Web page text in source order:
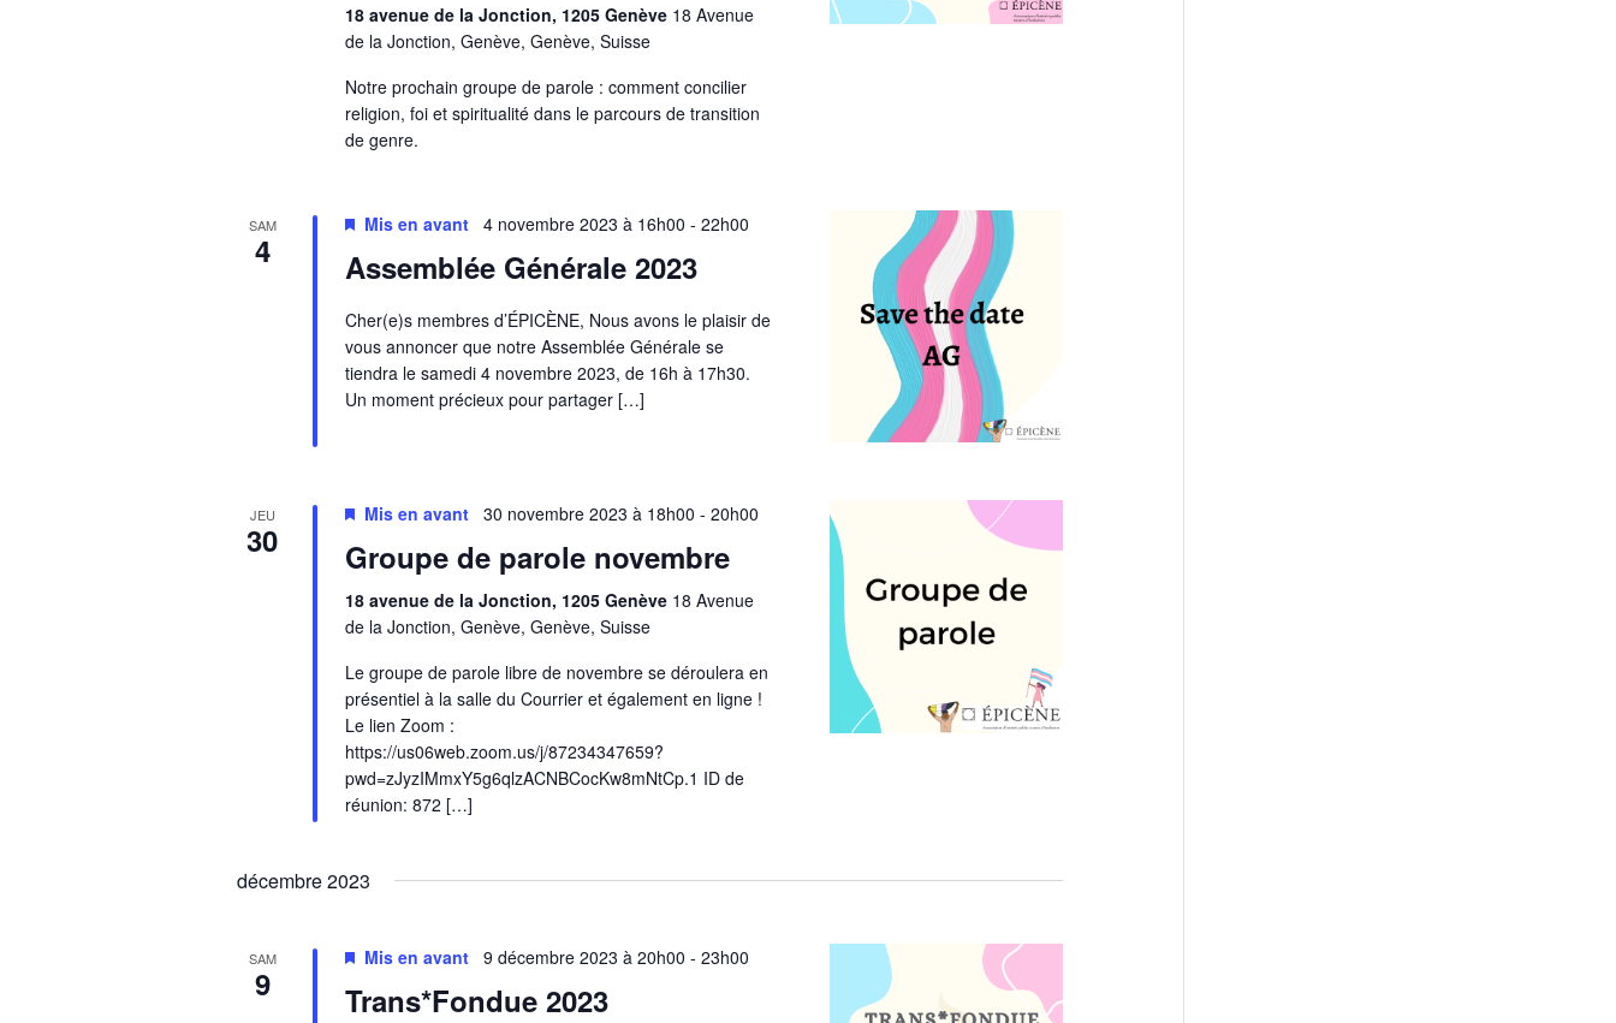
18 avenue de la Jonction, 1205 Genève 18 Avenue
de la Jonction, Genève, Genève, Suisse
Notre prochain groupe de parole : comment concilier
religion, foi et spiritualité dans le parcours de transition
de genre.
SAM
4
Mis en avant 4 novembre 2023 à 16h00 -22h00
Assemblée Générale 2023
Cher(e)s membres d’ÉPICÈNE, Nous avons le plaisir de
vous annoncer que notre Assemblée Générale se
tiendra le samedi 4 novembre 2023, de 16h à 17h30.
Un moment précieux pour partager […]
JEU
30
Mis en avant 30 novembre 2023 à 18h00 -20h00
Groupe de parole novembre
18 avenue de la Jonction, 1205 Genève 18 Avenue
de la Jonction, Genève, Genève, Suisse
Le groupe de parole libre de novembre se déroulera en
présentiel à la salle du Courrier et également en ligne !
Le lien Zoom :
https://us06web.zoom.us/j/87234347659?
pwd=zJyzIMmxY5g6qlzACNBCocKw8mNtCp.1 ID de
réunion: 872 […]
décembre 2023
SAM
9
Mis en avant 9 décembre 2023 à 20h00 -23h00
Trans*Fondue 2023